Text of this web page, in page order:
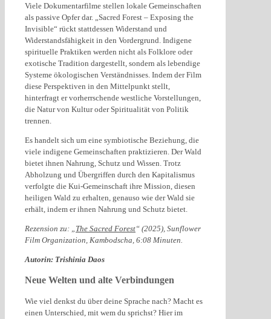
Viele Dokumentarfilme stellen lokale Gemeinschaften
als passive Opfer dar. „Sacred Forest – Exposing the
Invisible“ rückt stattdessen Widerstand und
Widerstandsfähigkeit in den Vordergrund. Indigene
spirituelle Praktiken werden nicht als Folklore oder
exotische Tradition dargestellt, sondern als lebendige
Systeme ökologischen Verständnisses. Indem der Film
diese Perspektiven in den Mittelpunkt stellt,
hinterfragt er vorherrschende westliche Vorstellungen,
die Natur von Kultur oder Spiritualität von Politik
trennen.
Es handelt sich um eine symbiotische Beziehung, die
viele indigene Gemeinschaften praktizieren. Der Wald
bietet ihnen Nahrung, Schutz und Wissen. Trotz
Abholzung und Übergriffen durch den Kapitalismus
verfolgte die Kui-Gemeinschaft ihre Mission, diesen
heiligen Wald zu erhalten, genauso wie der Wald sie
erhält, indem er ihnen Nahrung und Schutz bietet.
Rezension zu: „ The Sacred Forest“ (2025), Sunflower
Film Organization, Kambodscha, 6:08 Minuten.
Autorin: Trishinia Daos
Neue Welten und alte Verbindungen
Wie viel denkst du über deine Sprache nach? Macht es
einen Unterschied, mit wem du sprichst? Hier im